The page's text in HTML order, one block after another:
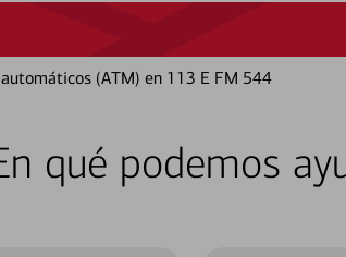
(ATM) en 113 E FM 544
qué podemos